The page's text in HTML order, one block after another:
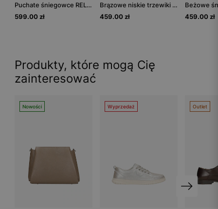
Puchate śniegowce RELAKS z wełną merino
599.00 zł
Brązowe niskie trzewiki RELAKS
459.00 zł
459.00 zł
Produkty, które mogą Cię
zainteresować
Nowości Wyprzedaż Outlet